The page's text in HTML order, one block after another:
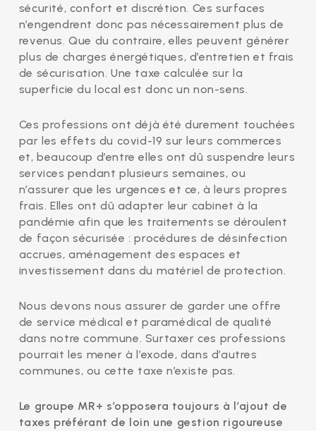
sécurité, confort et discrétion. Ces surfaces
n’engendrent donc pas nécessairement plus de
revenus. Que du contraire, elles peuvent générer
plus de charges énergétiques, d’entretien et frais
de sécurisation. Une taxe calculée sur la
superficie du local est donc un non-sens.
Ces professions ont déjà été durement touchées
par les effets du covid-19 sur leurs commerces
et, beaucoup d’entre elles ont dû suspendre leurs
services pendant plusieurs semaines, ou
n’assurer que les urgences et ce, à leurs propres
frais. Elles ont dû adapter leur cabinet à la
pandémie afin que les traitements se déroulent
de façon sécurisée : procédures de désinfection
accrues, aménagement des espaces et
investissement dans du matériel de protection.
Nous devons nous assurer de garder une offre
de service médical et paramédical de qualité
dans notre commune. Surtaxer ces professions
pourrait les mener à l’exode, dans d’autres
communes, ou cette taxe n’existe pas.
Le groupe MR+ s’opposera toujours à l’ajout de
taxes préférant de loin une gestion rigoureuse